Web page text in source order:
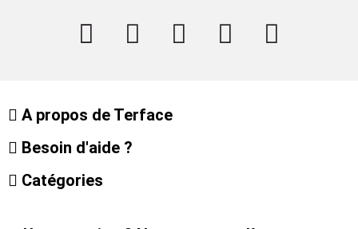
A propos de Terface
Besoin d'aide ?
Catégories